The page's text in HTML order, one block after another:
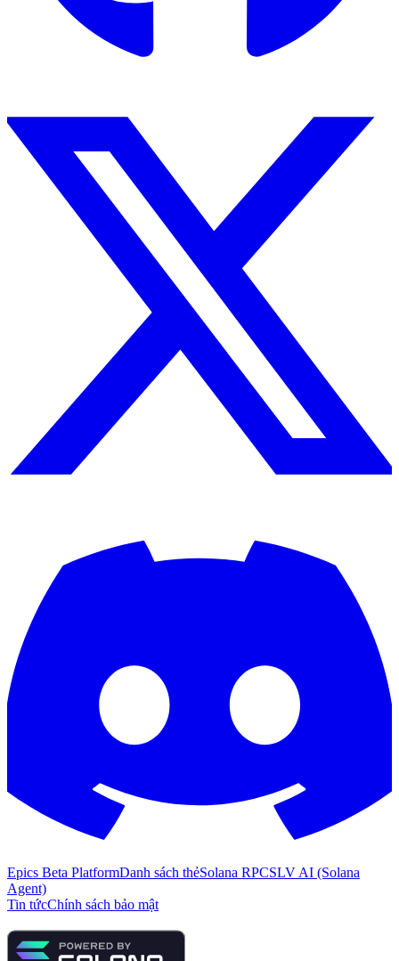
Epics Beta PlatformDanh sách thẻSolana RPCSLV AI (Solana
Agent)
Tin tứcChính sách bảo mật